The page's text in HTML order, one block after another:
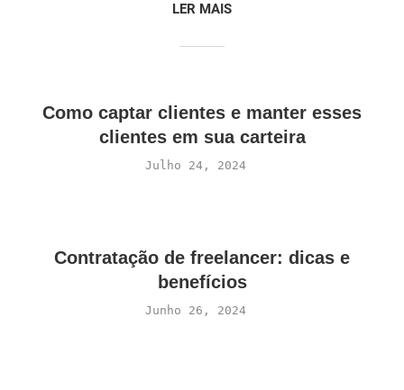
LER MAIS
Como captar clientes e manter esses
clientes em sua carteira
Julho 24, 2024
Contratação de freelancer: dicas e
benefícios
Junho 26, 2024